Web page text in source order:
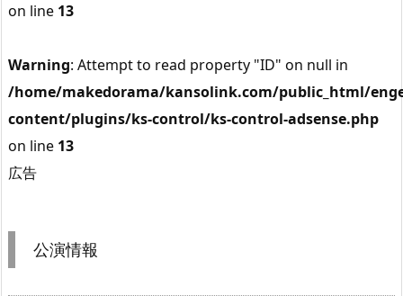
on line 13
Warning: Attempt to read property "ID" on null in
/home/makedorama/kansolink.com/public_html/
content/plugins/ks-control/ks-control-adsense.php
on line 13
広告
公演情報